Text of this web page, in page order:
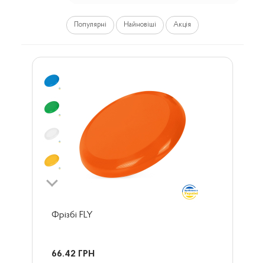
Популярні Найновіші Акція
Фрізбі FLY
66.42 ГРН